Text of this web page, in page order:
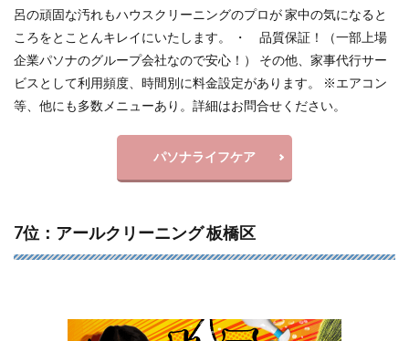
呂の頑固な汚れもハウスクリーニングのプロが 家中の気になると
ころをとことんキレイにいたします。 ・ 品質保証！（一部上場
企業パソナのグループ会社なので安心！） その他、家事代行サー
ビスとして利用頻度、時間別に料金設定があります。 ※エアコン
等、他にも多数メニューあり。詳細はお問合せください。
パソナライフケア
7位：アールクリーニング 板橋区